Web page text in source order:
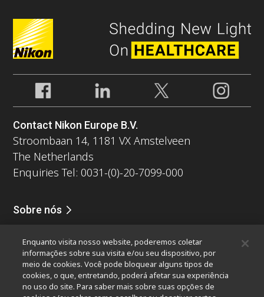
Contact Nikon Europe B.V.
Stroombaan 14, 1181 VX Amstelveen
The Netherlands
Enquiries Tel: 0031-(0)-20-7099-000
Sobre nós
Sustentabilidade
Bem-estar
Nikon Microscopes 100th Anniversary
Popular Links
Enquanto visita nosso website, poderemos coletar
informações sobre sua visita e/ou seu dispositivo, por
meio de cookies. Você pode bloquear alguns tipos de
cookies, o que, entretando, poderá afetar sua experiência
no uso do site. Para saber mais sobre suas opções de